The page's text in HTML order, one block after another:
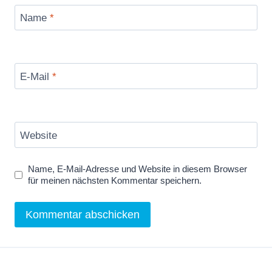
Name *
E-Mail *
Website
Name, E-Mail-Adresse und Website in diesem Browser
für meinen nächsten Kommentar speichern.